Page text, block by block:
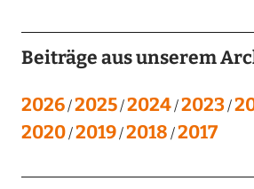
Beiträge aus unserem
2026 2025 2024 2023
2020 2019 2018 2017